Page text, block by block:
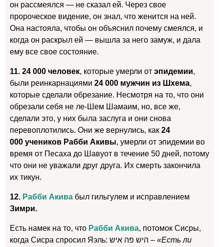
он рассмеялся — не сказал ей. Через свое
пророческое видение, он знал, что женится на ней.
Она настояла, чтобы он объяснил почему смеялся, и
когда он раскрыл ей — вышла за него замуж, и дала
ему все свое состояние.
11. 24 000 человек, которые умерли от эпидемии,
были реинкарнациями 24 000 мужчин из Шхема,
которые сделали обрезание. Несмотря на то, что они
обрезали себя не ле-Шем Шамаим, но, все же,
сделали это, у них была заслуга и они снова
перевоплотились. Они же вернулись, как 24
000 учеников Рабби Акивы, умерли от эпидемии во
время от Песаха до Шавуот в течение 50 дней, потому
что они не уважали друг друга. Их смерть закончила
их тикун.
12. Рабби Акива был гильгулем и исправлением
Зимри.
Есть намек на то, что Рабби Акива, потомок Сисры,
когда Сисра спросил Яэль: היש פה איש – «Есть ли